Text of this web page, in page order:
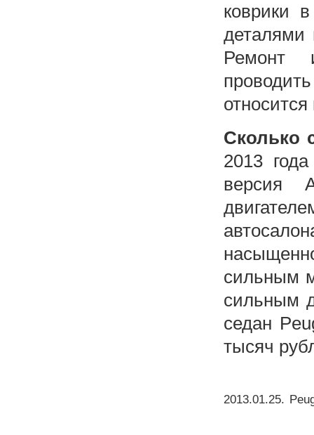
коврики
деталями
Ремонт
Сколько
2013
версия
сильным
сильным
седан
тысяч
2013.01.25.